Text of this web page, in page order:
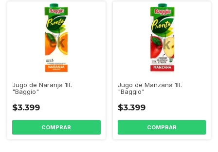
Jugo de Naranja 1lt.
"Baggio"
$3.399
Jugo de Manzana 1lt.
"Baggio"
$3.399